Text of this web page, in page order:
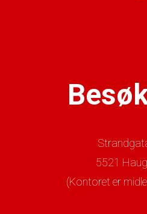
5521
(Kontoret er